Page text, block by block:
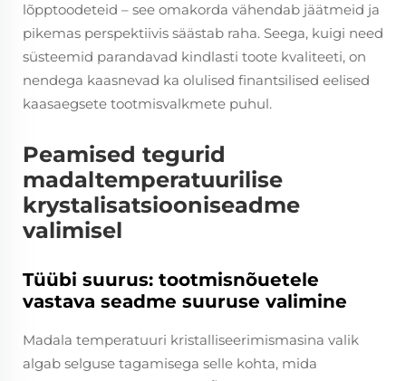
lõpptoodeteid – see omakorda vähendab jäätmeid ja
pikemas perspektiivis säästab raha. Seega, kuigi need
süsteemid parandavad kindlasti toote kvaliteeti, on
nendega kaasnevad ka olulised finantsilised eelised
kaasaegsete tootmisvalkmete puhul.
Peamised tegurid
madaltemperatuurilise
krystalisatsiooniseadme
valimisel
Tüübi suurus: tootmisnõuetele
vastava seadme suuruse valimine
Madala temperatuuri kristalliseerimismasina valik
algab selguse tagamisega selle kohta, mida